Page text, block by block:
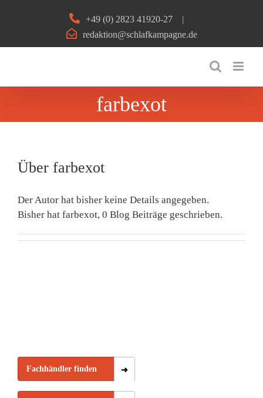
+49 (0) 2823 41920-27
|
redaktion@schlafkampagne.de
farbexot
Über farbexot
Der Autor hat bisher keine Details angegeben.
Bisher hat farbexot, 0 Blog Beiträge geschrieben.
Fachhändler finden